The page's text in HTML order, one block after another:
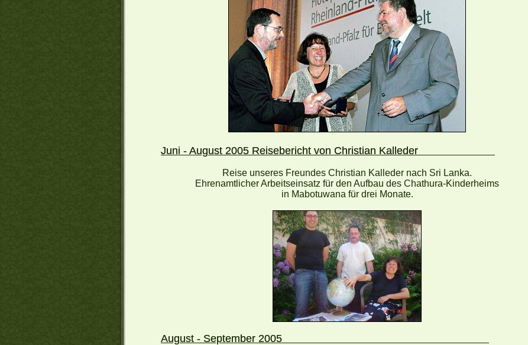
Juni - August 2005 Reisebericht von Christian Kalleder
Reise unseres Freundes Christian Kalleder nach Sri Lanka.
Ehrenamtlicher Arbeitseinsatz für den Aufbau des Chathura-Kinderheims
in Mabotuwana für drei Monate.
August - September 2005